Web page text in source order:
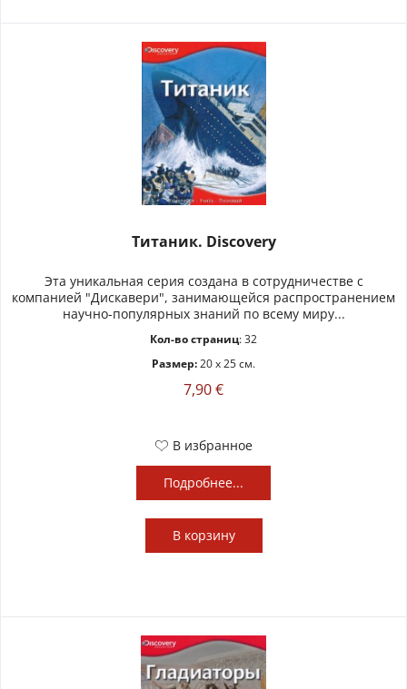
Титаник. Discovery
Эта уникальная серия создана в сотрудничестве с
компанией "Дискавери", занимающейся распространением
научно-популярных знаний по всему миру...
Кол-во страниц: 32
Размер:20 x 25 см.
7,90 €
В избранное
Подробнее...
В корзину